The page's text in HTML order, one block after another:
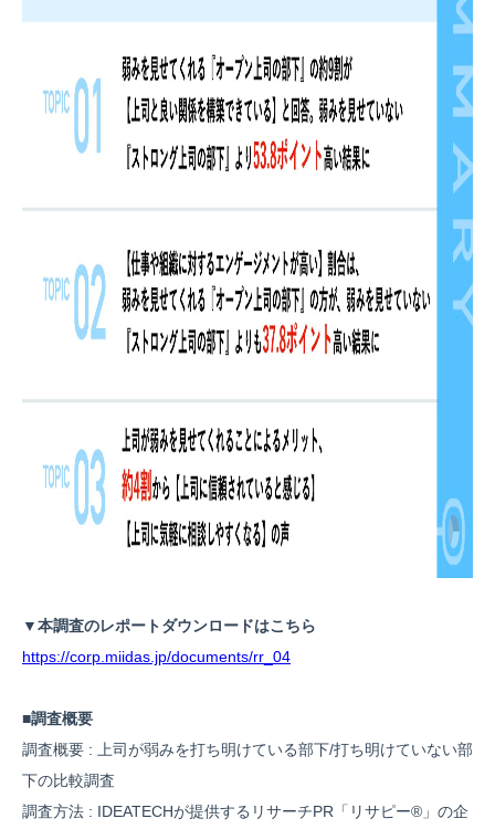
▼本調査のレポートダウンロードはこちら
https://corp.miidas.jp/documents/rr_04
■調査概要
調査概要 : 上司が弱みを打ち明けている部下/打ち明けていない部
下の比較調査
調査方法 : IDEATECHが提供するリサーチPR「リサピー®︎」の企